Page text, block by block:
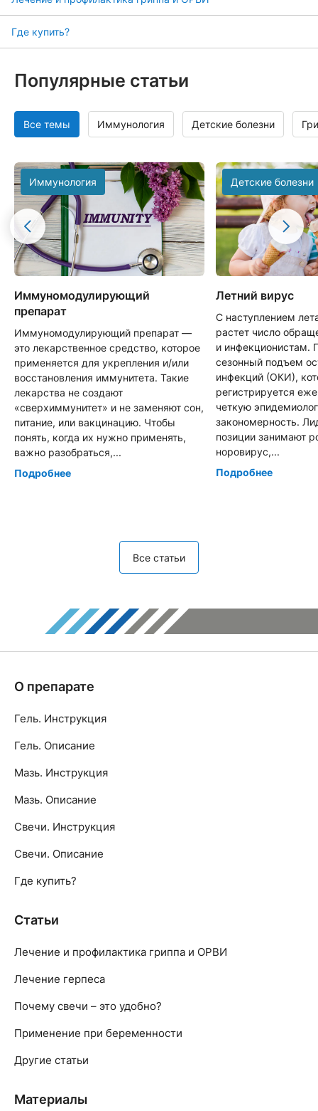
Где купить?
Популярные статьи
Все темы Иммунология Детские болезни
Иммунология
Иммуномодулирующий
препарат
Иммуномодулирующий препарат —
это лекарственное средство, которое
применяется для укрепления и/или
восстановления иммунитета. Такие
лекарства не создают
«сверхиммунитет» и не заменяют сон,
питание, или вакцинацию. Чтобы
понять, когда их нужно применять,
важно разобраться,...
Подробнее
Детские болезни
Летний вирус
С наступлением
растет число
и инфекционистам.
сезонный подъем
инфекций (ОКИ),
регистрируется
четкую
закономерность.
позиции занимают
норовирус,...
Подробнее
Все статьи
О препарате
Гель. Инструкция
Гель. Описание
Мазь. Инструкция
Мазь. Описание
Свечи. Инструкция
Свечи. Описание
Где купить?
Статьи
Лечение и профилактика гриппа и ОРВИ
Лечение герпеса
Почему свечи – это удобно?
Применение при беременности
Другие статьи
Материалы